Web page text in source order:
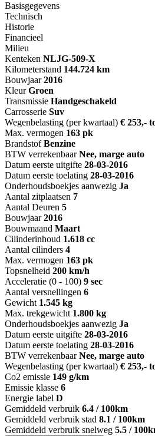
Basisgegevens
Technisch
Historie
Financieel
Milieu
Kenteken NLJG-509-X
Kilometerstand 144.724 km
Bouwjaar 2016
Kleur Groen
Transmissie Handgeschakeld
Carrosserie Suv
Wegenbelasting (per kwartaal) € 253,-
Max. vermogen 163 pk
Brandstof Benzine
BTW verrekenbaar Nee, marge auto
Datum eerste uitgifte 28-03-2016
Datum eerste toelating 28-03-2016
Onderhoudsboekjes aanwezig Ja
Aantal zitplaatsen 7
Aantal Deuren 5
Bouwjaar 2016
Bouwmaand Maart
Cilinderinhoud 1.618 cc
Aantal cilinders 4
Max. vermogen 163 pk
Topsnelheid 200 km/h
Acceleratie (0 - 100) 9 sec
Aantal versnellingen 6
Gewicht 1.545 kg
Max. trekgewicht 1.800 kg
Onderhoudsboekjes aanwezig Ja
Datum eerste uitgifte 28-03-2016
Datum eerste toelating 28-03-2016
BTW verrekenbaar Nee, marge auto
Wegenbelasting (per kwartaal) € 253,-
Co2 emissie 149 g/km
Emissie klasse 6
Energie label D
Gemiddeld verbruik 6.4 / 100km
Gemiddeld verbruik stad 8.1 / 100km
Gemiddeld verbruik snelweg 5.5 /